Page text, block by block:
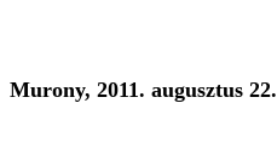
Murony, 2011. augusztus 22.